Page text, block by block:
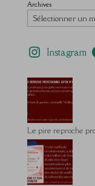
Archives
Instagram
Le pire reproche